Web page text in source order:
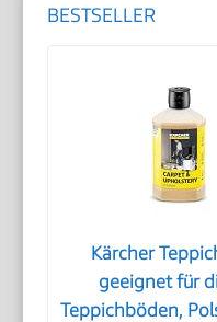
BESTSELLER
Kärcher
geeignet für
Teppichböden,